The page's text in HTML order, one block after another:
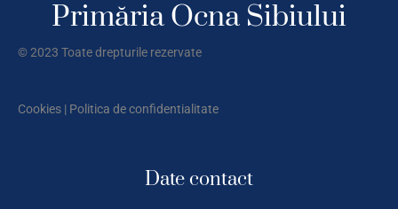
Primăria Ocna Sibiului
© 2023 Toate drepturile rezervate
Cookies | Politica de confidentialitate
Date contact